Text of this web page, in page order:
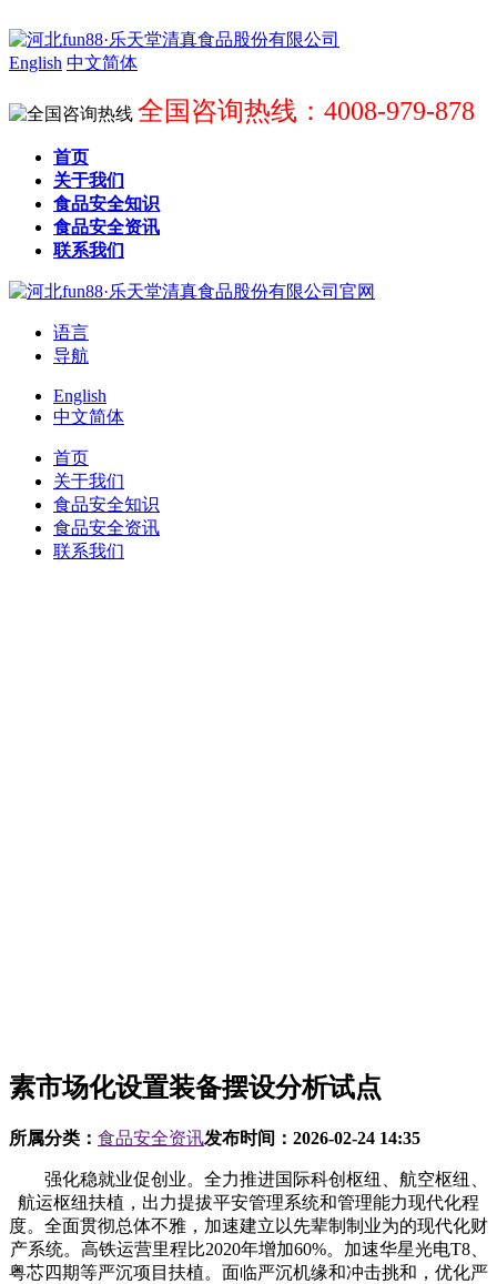
English 中文简体
全国咨询热线：4008-979-878
首页
关于我们
食品安全知识
食品安全资讯
联系我们
语言
导航
English
中文简体
首页
关于我们
食品安全知识
食品安全资讯
联系我们
素市场化设置装备摆设分析试点
所属分类： 食品安全资讯发布时间： 2026-02-24 14:35
强化稳就业促创业。全力推进国际科创枢纽、航空枢纽、
航运枢纽扶植，出力提拔平安管理系统和管理能力现代化程
度。全面贯彻总体不雅，加速建立以先辈制制业为的现代化财
产系统。高铁运营里程比2020年增加60%。加速华星光电T8、
粤芯四期等严沉项目扶植。面临严沉机缘和冲击挑和，优化严